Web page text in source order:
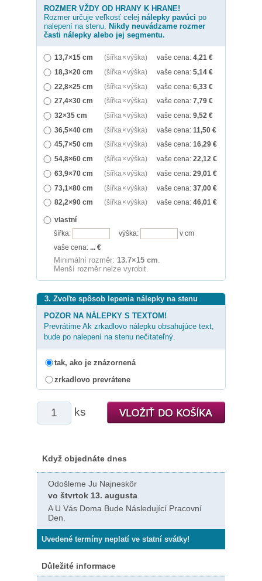
ROZMER VŽDY OD HRANY K HRANE!
Rozmer určuje veľkosť celej nálepky pavúci po
nalepení na stenu. Nikdy neuvádzame rozmer
časti nálepky alebo jej segmentu.
13,7×15 cm (šířka × výška) vaše cena: 4,21 €
18,3×20 cm
(šířka × výška) vaše cena: 5,14 €
22,8×25 cm
(šířka × výška) vaše cena: 6,33 €
27,4×30 cm
(šířka × výška) vaše cena: 7,79 €
32×35 cm
(šířka × výška) vaše cena: 9,52 €
36,5×40 cm
(šířka × výška) vaše cena: 11,50 €
45,7×50 cm
(šířka × výška) vaše cena: 16,29 €
54,8×60 cm
(šířka × výška) vaše cena: 22,12 €
63,9×70 cm
(šířka × výška) vaše cena: 29,01 €
73,1×80 cm
(šířka × výška) vaše cena: 37,00 €
82,2×90 cm
(šířka × výška) vaše cena: 46,01 €
vlastní
šířka:
výška:
v cm
vaše cena: ... €
Minimální rozměr: 13.7×15 cm
Menší rozměr nelze vyrobit.
3. Zvoľte spôsob lepenia nálepky na stenu
POZOR NA NÁLEPKY S TEXTOM!
Prevrátime Ak zrkadlovo nálepku obsahujúce text,
bude po nalepení na stenu nečitateľný.
tak, ako je znázornená
zrkadlovo prevrátene
ks
Když objednáte dnes
Odošleme Ju Najneskôr
vo štvrtok 13. augusta
A U Vás Doma Bude Následující Pracovní
Den.
Uvedené termíny neplatí ve statní svátky!
Důležité informace